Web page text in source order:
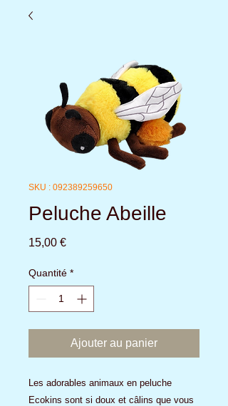
SKU : 092389259650
Peluche Abeille
15,00 €Prix
Quantité *
Ajouter au panier
Les adorables animaux en peluche
Ecokins sont si doux et câlins que vous